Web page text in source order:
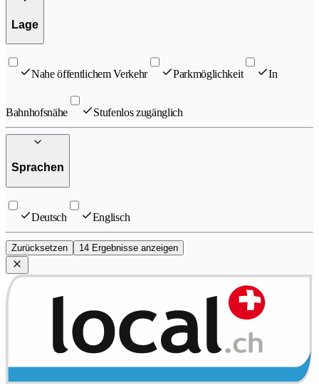
Lage
Nahe öffentlichem Verkehr Parkmöglichkeit In
Bahnhofsnähe Stufenlos zugänglich
Sprachen
Deutsch Englisch
Zurücksetzen 14 Ergebnisse anzeigen